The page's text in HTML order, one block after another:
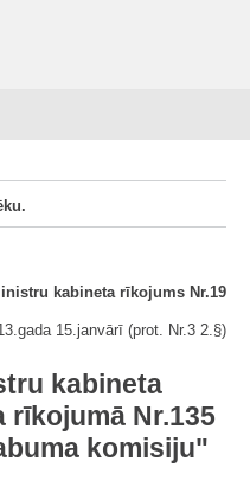
kabineta rīkojums Nr.19
15.janvārī (prot. Nr.3 2.§)
kabineta
rīkojumā Nr.135
komisiju"